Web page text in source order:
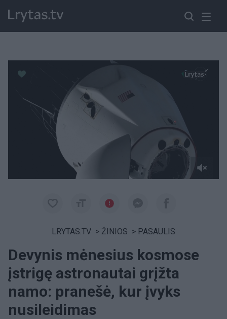
LRYTAS.TV > ŽINIOS > PASAULIS
Devynis mėnesius kosmose
įstrigę astronautai grįžta
namo: pranešė, kur įvyks
nusileidimas